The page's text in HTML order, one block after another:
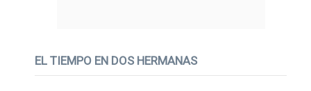
EL TIEMPO EN DOS HERMANAS